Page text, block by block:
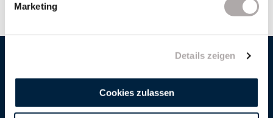
Marketing
Details zeigen
Cookies zulassen
COMPANY